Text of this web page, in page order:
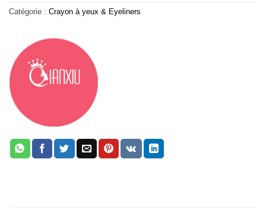
Catégorie : Crayon à yeux & Eyeliners